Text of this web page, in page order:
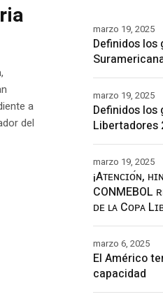
a
del
Definidos los
marzo 19, 2025
Definidos los
Libertadores
marzo 19, 2025
¡Aᴛᴇɴᴄɪᴏ́ɴ,
CONMEBOL
ᴅᴇ ʟᴀ Cᴏᴘᴀ
marzo 19, 2025
El Américo
capacidad
marzo 6, 2025